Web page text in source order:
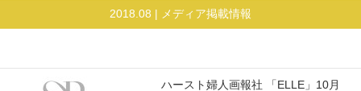
ブランド一覧
2018.08 | メディア掲載情報
ハースト婦人画報社 「ELLE」10月